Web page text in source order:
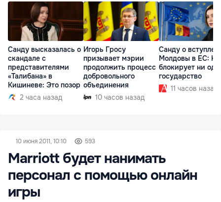
Санду высказалась о
скандале с
представителями
«Талибана» в
Кишиневе: Это позор
2 часа назад
Игорь Гросу
призывает мэрии
продолжить процесс
добровольного
объединения
10 часов назад
Санду о
Молдовы в ЕС:
блокирует ни
государство
11 часов назад
10 июня 2011, 10:10 593
Marriott будет нанимать
персонал с помощью онлайн
игры